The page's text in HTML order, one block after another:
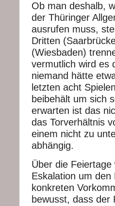
Ob man deshalb,
der Thüringer
ausrufen muss,
Dritten
(Wiesbaden)
vermutlich wird es
niemand hätte
letzten acht
beibehält um sich
erwarten ist das
das Torverhältnis
einem nicht zu
abhängig.
Über die
Eskalation um
konkreten
bewusst, dass der